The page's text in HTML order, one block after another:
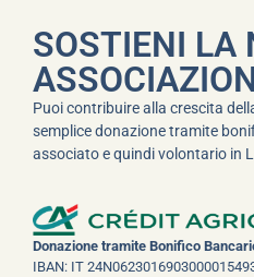
SOSTIENI LA
Puoi contribuire alla crescita
semplice donazione tramite
associato e quindi volontario in
Donazione tramite Bonifico
IBAN: IT